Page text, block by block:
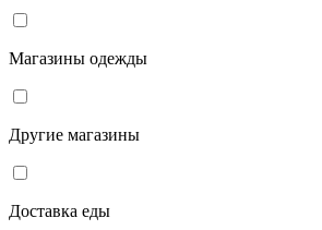
Магазины одежды
Другие магазины
Доставка еды